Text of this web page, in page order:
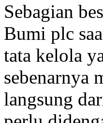
Sebagian
Bumi plc
tata kelola
sebenarnya
langsung